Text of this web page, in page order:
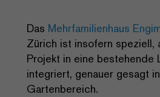
Das Mehrfamilienhaus
Zürich ist insofern speziell,
Projekt in eine bestehende
integriert, genauer gesagt
Gartenbereich.